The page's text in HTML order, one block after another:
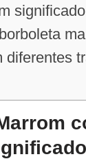
diferentes